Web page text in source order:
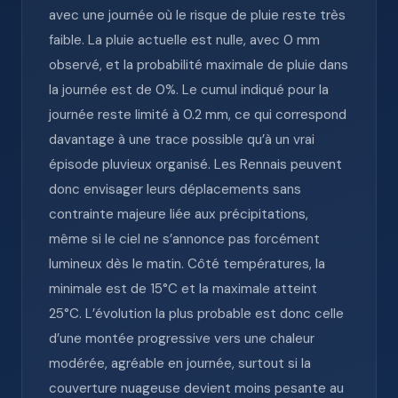
avec une journée où le risque de pluie reste très
faible. La pluie actuelle est nulle, avec 0 mm
observé, et la probabilité maximale de pluie dans
la journée est de 0%. Le cumul indiqué pour la
journée reste limité à 0.2 mm, ce qui correspond
davantage à une trace possible qu’à un vrai
épisode pluvieux organisé. Les Rennais peuvent
donc envisager leurs déplacements sans
contrainte majeure liée aux précipitations,
même si le ciel ne s’annonce pas forcément
lumineux dès le matin. Côté températures, la
minimale est de 15°C et la maximale atteint
25°C. L’évolution la plus probable est donc celle
d’une montée progressive vers une chaleur
modérée, agréable en journée, surtout si la
couverture nuageuse devient moins pesante au